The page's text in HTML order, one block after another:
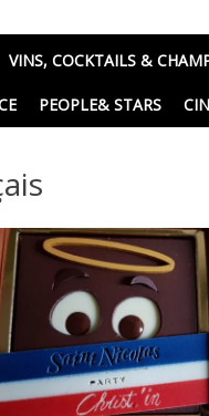
VINS, COCKTAILS &
PEOPLE& STARS